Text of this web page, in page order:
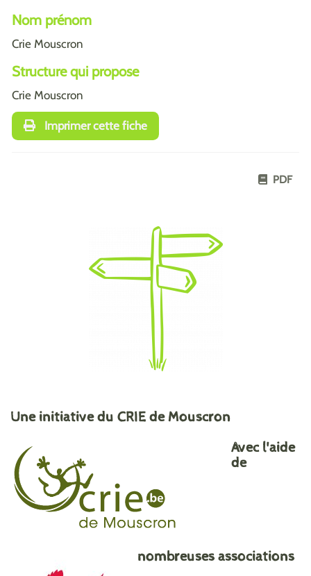
Nom prénom
Crie Mouscron
Structure qui propose
Crie Mouscron
Imprimer cette fiche
PDF
Une initiative du CRIE de Mouscron
Avec l'aide
de
nombreuses associations